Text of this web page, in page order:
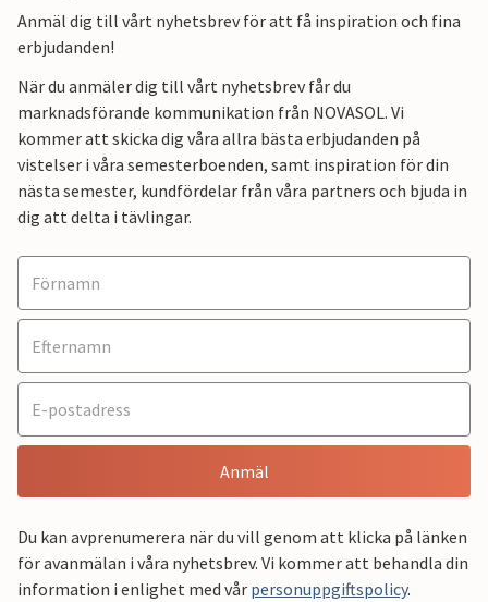
Anmäl dig till vårt nyhetsbrev för att få inspiration och fina
erbjudanden!
När du anmäler dig till vårt nyhetsbrev får du
marknadsförande kommunikation från NOVASOL. Vi
kommer att skicka dig våra allra bästa erbjudanden på
vistelser i våra semesterboenden, samt inspiration för din
nästa semester, kundfördelar från våra partners och bjuda in
dig att delta i tävlingar.
Anmäl
Du kan avprenumerera när du vill genom att klicka på länken
för avanmälan i våra nyhetsbrev. Vi kommer att behandla din
information i enlighet med vår personuppgiftspolicy.